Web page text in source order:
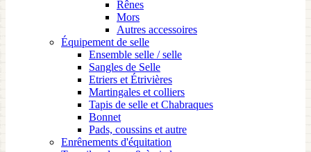
Rênes
Mors
Autres accessoires
Équipement de selle
Ensemble selle / selle
Sangles de Selle
Etriers et Étrivières
Martingales et colliers
Tapis de selle et Chabraques
Bonnet
Pads, coussins et autre
Enrênements d'équitation